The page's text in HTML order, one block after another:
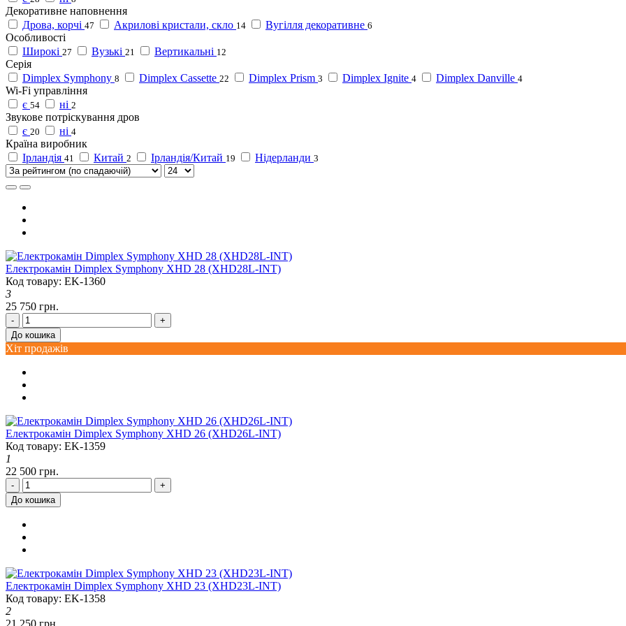
Декоративне наповнення
Дрова, корчі 47 Акрилові кристали, скло 14 Вугілля декоративне 6
Особливості
Широкі 27 Вузькі 21 Вертикальні 12
Серія
Dimplex Symphony 8 Dimplex Cassette 22 Dimplex Prism 3 Dimplex Ignite 4 Dimplex Danville 4
Wi-Fi управління
є 54 ні 2
Звукове потріскування дров
є 20 ні 4
Країна виробник
Ірландія 41 Китай 2 Ірландія/Китай 19 Нідерланди 3
Електрокамін Dimplex Symphony XHD 28 (XHD28L-INT)
Код товару: EK-1360
3
25 750 грн.
-
+
До кошика
Хіт продажів
Електрокамін Dimplex Symphony XHD 26 (XHD26L-INT)
Код товару: EK-1359
1
22 500 грн.
-
+
До кошика
Електрокамін Dimplex Symphony XHD 23 (XHD23L-INT)
Код товару: EK-1358
2
21 250 грн.